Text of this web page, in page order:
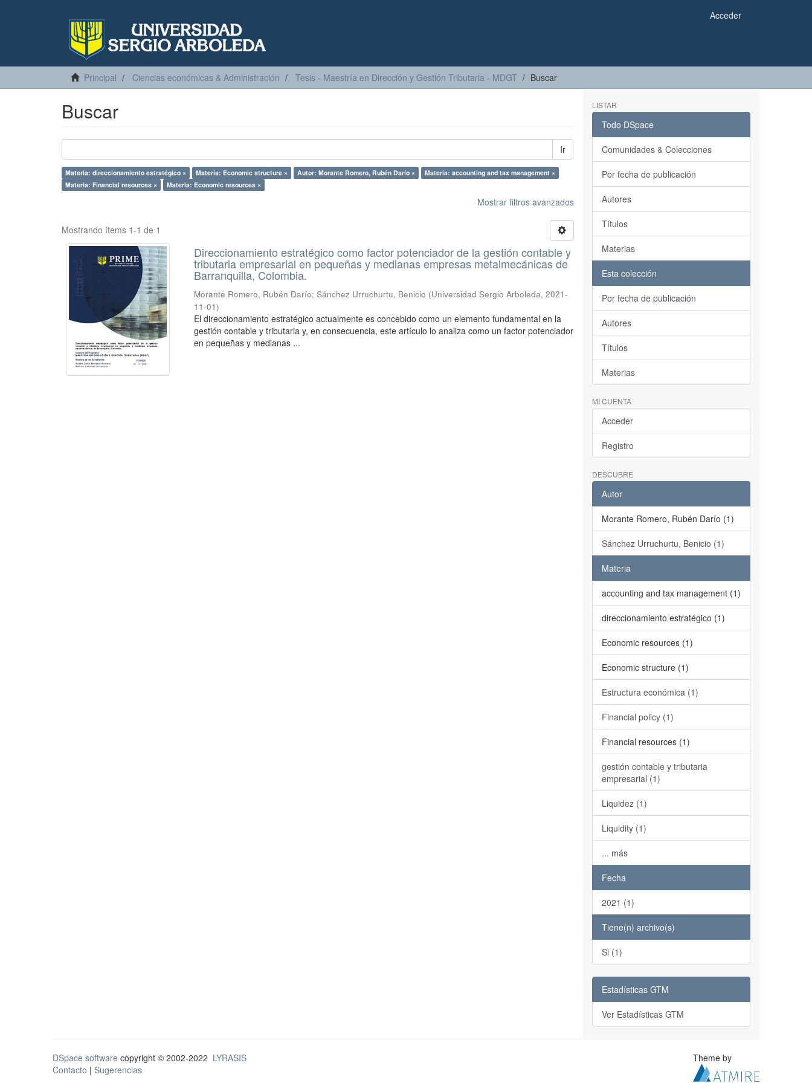
Acceder
Principal Ciencias económicas & Administración Tesis - Maestría en Dirección y Gestión Tributaria - MDGT Buscar
Buscar
Ir
Materia: direccionamiento estratégico × Materia: Economic structure × Autor: Morante Romero, Rubén Darío ×
Materia: accounting and tax management ×
Materia: Financial resources ×
Materia: Economic resources ×
Mostrar filtros avanzados
Mostrando ítems 1-1 de 1
Direccionamiento estratégico como factor potenciador de la gestión contable y
tributaria empresarial en pequeñas y medianas empresas metalmecánicas de
Barranquilla, Colombia.
Morante Romero, Rubén Darío;Sánchez Urruchurtu, Benicio (Universidad Sergio Arboleda,2021-
11-01)
El direccionamiento estratégico actualmente es concebido como un elemento fundamental en la
gestión contable y tributaria y, en consecuencia, este artículo lo analiza como un factor potenciador
en pequeñas y medianas ...
LISTAR
Todo DSpace
Comunidades & Colecciones
Por fecha de publicación
Autores
Títulos
Materias
Esta colección
Por fecha de publicación
Autores
Títulos
Materias
MI CUENTA
Acceder
Registro
DESCUBRE
Autor
Morante Romero, Rubén Darío (1)
Sánchez Urruchurtu, Benicio (1)
Materia
accounting and tax management (1)
direccionamiento estratégico (1)
Economic resources (1)
Economic structure (1)
Estructura económica (1)
Financial policy (1)
Financial resources (1)
gestión contable y tributaria
empresarial (1)
Liquidez (1)
Liquidity (1)
... más
Fecha
2021 (1)
Tiene(n) archivo(s)
Si (1)
Estadísticas GTM
Ver Estadísticas GTM
DSpace software copyright © 2002-2022 LYRASIS
Contacto | Sugerencias
Theme by